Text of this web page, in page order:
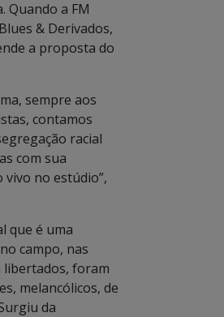
a FM
& Derivados,
a proposta do
sempre aos
contamos
racial
com sua
no estúdio”,
que é uma
campo, nas
libertados, foram
melancólicos, de
da